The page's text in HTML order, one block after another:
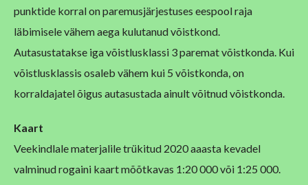
punktide korral on paremusjärjestuses eespool raja
läbimisele vähem aega kulutanud võistkond.
Autasustatakse iga võistlusklassi 3 paremat võistkonda. Kui
võistlusklassis osaleb vähem kui 5 võistkonda, on
korraldajatel õigus autasustada ainult võitnud võistkonda.
Kaart
Veekindlale materjalile trükitud 2020 aaasta kevadel
valminud rogaini kaart mõõtkavas 1:20 000 või 1:25 000.